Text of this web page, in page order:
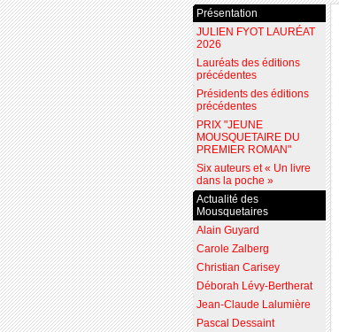
Présentation
JULIEN FYOT LAURÉAT
2026
Lauréats des éditions
précédentes
Présidents des éditions
précédentes
PRIX "JEUNE
MOUSQUETAIRE DU
PREMIER ROMAN"
Six auteurs et « Un livre
dans la poche »
Actualité des
Mousquetaires
Alain Guyard
Carole Zalberg
Christian Carisey
Déborah Lévy-Bertherat
Jean-Claude Lalumière
Pascal Dessaint